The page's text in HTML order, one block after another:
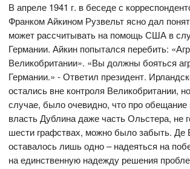
В апреле 1941 г. в беседе с
Франком Айкином Рузвельт ясно дал
может рассчитывать на помощь США в
Германии. Айкин попытался перебить:
Великобритании». «Вы должны бояться
Германии.» - Ответил президент.
остались вне контроля Великобритании,
случае, было очевидно, что про обещание
власть Дублина даже часть Ольстера, не
шести графствах, можно было забыть. Де
оставалось лишь одно – надеяться на
на единственную надежду решения